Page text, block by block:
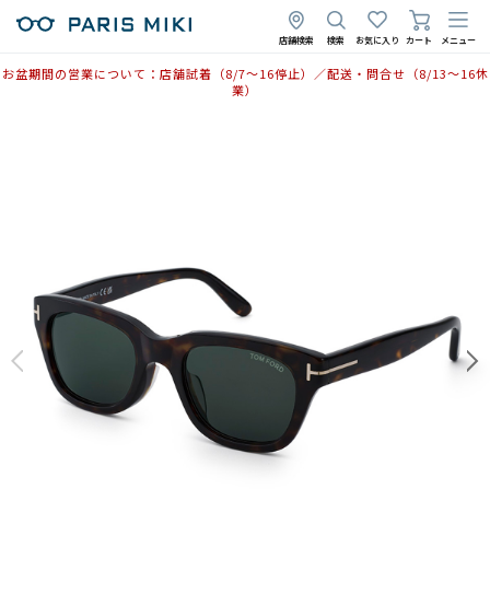
店舗検索 検索 お気に入り カート メニュー
お盆期間の営業について：店舗試着（8/7〜16停止）／配送・問合せ（8/13〜16休
業）
2026年2月25日
2025年11月10日